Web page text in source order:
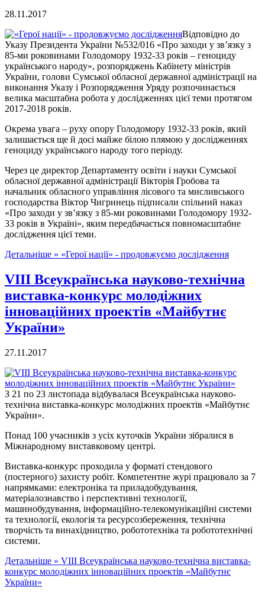
28.11.2017
Відповідно до
Указу Президента України №532/016 «Про заходи у зв’язку з
85-ми роковинами Голодомору 1932-33 років – геноциду
українського народу», розпоряджень Кабінету міністрів
України, голови Сумської обласної державної адміністрації на
виконання Указу і Розпорядження Уряду розпочинається
велика масштабна робота у дослідженнях цієї теми протягом
2017-2018 років.
Окрема увага – руху опору Голодомору 1932-33 років, який
залишається ще й досі майже білою плямою у дослідженнях
геноциду українського народу того періоду.
Через це директор Департаменту освіти і науки Сумської
обласної державної адміністрації Вікторія Гробова та
начальник обласного управління лісового та мисливського
господарства Віктор Чигринець підписали спільний наказ
«Про заходи у зв’язку з 85-ми роковинами Голодомору 1932-
33 років в Україні», яким передбачається повномасштабне
дослідження цієї теми.
Детальніше » «Герої нації» - продовжуємо дослідження
VІІІ Всеукраїнська науково-технічна
виставка-конкурс молодіжних
інноваційних проектів «Майбутнє
України»
27.11.2017
З 21 по 23 листопада відбувалася Всеукраїнська науково-
технічна виставка-конкурс молодіжних проектів «Майбутнє
України».
Понад 100 учасників з усіх куточків України зібралися в
Міжнародному виставковому центрі.
Виставка-конкурс проходила у форматі стендового
(постерного) захисту робіт. Компетентне журі працювало за 7
напрямками: електроніка та приладобудування,
матеріалознавство і перспективні технології,
машинобудування, інформаційно-телекомунікаційні системи
та технології, екологія та ресурсозбереження, технічна
творчість та винахідництво, робототехніка та робототехнічні
системи.
Детальніше » VІІІ Всеукраїнська науково-технічна виставка-
конкурс молодіжних інноваційних проектів «Майбутнє
України»